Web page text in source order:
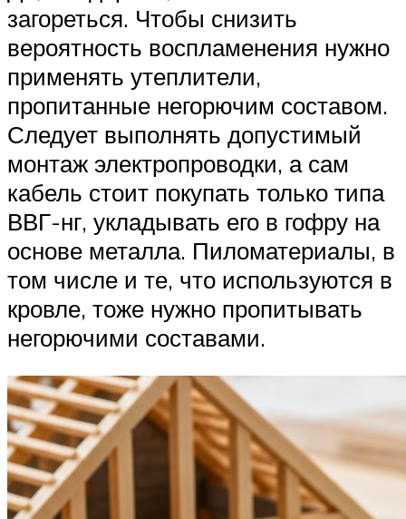
загореться. Чтобы снизить
вероятность воспламенения нужно
применять утеплители,
пропитанные негорючим составом.
Следует выполнять допустимый
монтаж электропроводки, а сам
кабель стоит покупать только типа
ВВГ-нг, укладывать его в гофру на
основе металла. Пиломатериалы, в
том числе и те, что используются в
кровле, тоже нужно пропитывать
негорючими составами.